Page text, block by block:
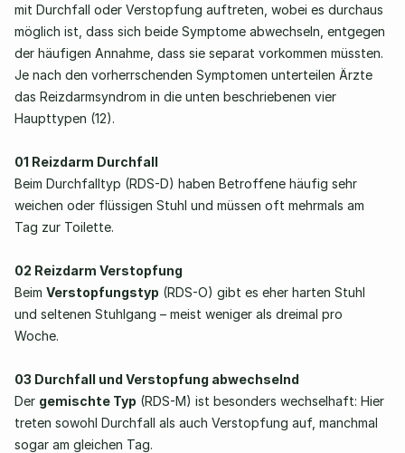
mit Durchfall oder Verstopfung auftreten, wobei es durchaus
möglich ist, dass sich beide Symptome abwechseln, entgegen
der häufigen Annahme, dass sie separat vorkommen müssten.
Je nach den vorherrschenden Symptomen unterteilen Ärzte
das Reizdarmsyndrom in die unten beschriebenen vier
Haupttypen (12).
01 Reizdarm Durchfall
Beim Durchfalltyp (RDS-D) haben Betroffene häufig sehr
weichen oder flüssigen Stuhl und müssen oft mehrmals am
Tag zur Toilette.
02 Reizdarm Verstopfung
Beim Verstopfungstyp (RDS-O) gibt es eher harten Stuhl
und seltenen Stuhlgang – meist weniger als dreimal pro
Woche.
03 Durchfall und Verstopfung abwechselnd
Der gemischte Typ (RDS-M) ist besonders wechselhaft: Hier
treten sowohl Durchfall als auch Verstopfung auf, manchmal
sogar am gleichen Tag.